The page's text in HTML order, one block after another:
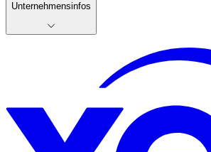
Unternehmensinfos